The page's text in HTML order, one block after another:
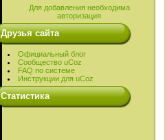
Для добавления необходима
авторизация
Друзья сайта
Официальный блог
Сообщество uCoz
FAQ по системе
Инструкции для uCoz
Cтатистика